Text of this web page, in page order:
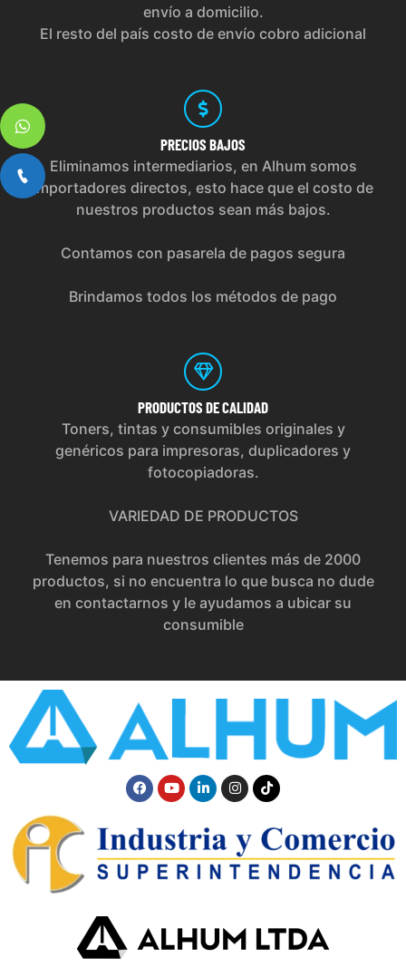
envío a domicilio.
El resto del país costo de envío cobro adicional
PRECIOS BAJOS
Eliminamos intermediarios, en Alhum somos
importadores directos, esto hace que el costo de
nuestros productos sean más bajos.
Contamos con pasarela de pagos segura
Brindamos todos los métodos de pago
PRODUCTOS DE CALIDAD
Toners, tintas y consumibles originales y
genéricos para impresoras, duplicadores y
fotocopiadoras.
VARIEDAD DE PRODUCTOS
Tenemos para nuestros clientes más de 2000
productos, si no encuentra lo que busca no dude
en contactarnos y le ayudamos a ubicar su
consumible